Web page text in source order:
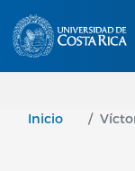
Inicio